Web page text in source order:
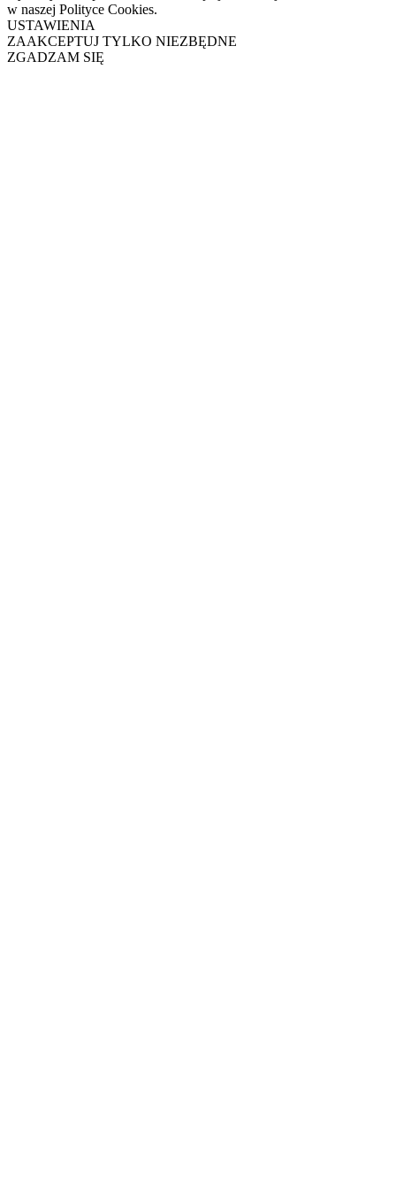
w naszej Polityce Cookies.
USTAWIENIA
ZAAKCEPTUJ TYLKO NIEZBĘDNE
ZGADZAM SIĘ